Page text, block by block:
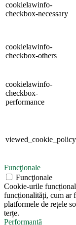
cookielawinfo-
checkbox-necessary
cookielawinfo-
checkbox-others
cookielawinfo-
checkbox-
performance
viewed_cookie_policy
Funcţionale
Funcţionale
Cookie-urile
funcționalități, cum ar
platformele de rețele
terțe.
Performanță